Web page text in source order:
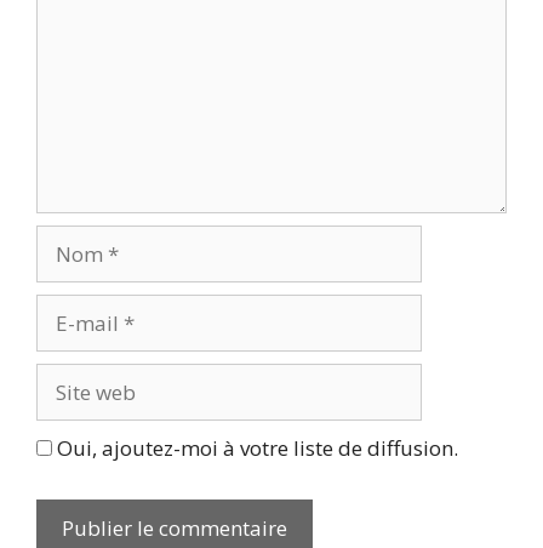
mail
web
Oui, ajoutez-moi à votre liste de diffusion.